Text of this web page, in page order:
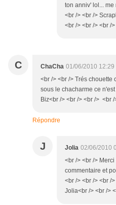
ton anniv' lol...
<br /> <br />
<br /> <br /> <br />
C ChaCha 01/06/2010 12:29
<br /> <br /> Trés chouette
sous le chacharme ce
Biz<br /> <br /> <br /> <br
Répondre
J Jolia 02/06/2010
<br /> <br />
commentaire et
<br /> <br /> <br /
Jolia<br /> <br />